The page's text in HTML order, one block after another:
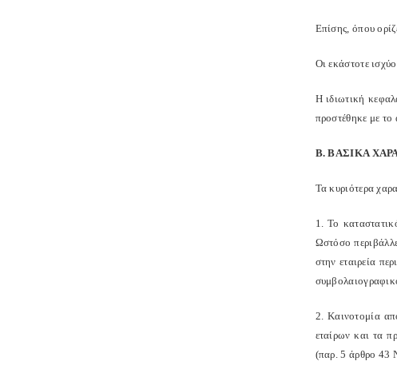
Επίσης, όπου
Οι εκάστοτε
Η ιδιωτική
προστέθηκε με
Β. ΒΑΣΙΚΑ
Τα κυριότερα
1. Το
Ωστόσο
στην εταιρεία
2. Καινοτομία
εταίρων και τα
(παρ. 5 άρθρο 43